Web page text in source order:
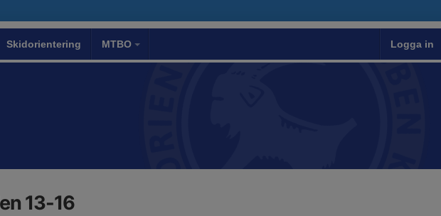
Skidorientering MTBO Logga in
13-16